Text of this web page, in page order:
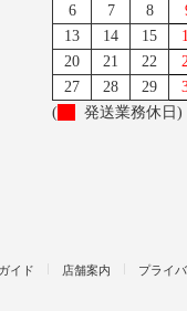
6
7 8
13
14 15
20
21 22
27
28 29
(
発送業務休日)
イド 店舗案内 プライ